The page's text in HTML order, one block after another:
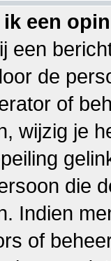
ik een
een
de
of
wijzig je
die
Indien
of